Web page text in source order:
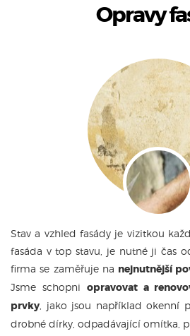
Opravy
Stav a vzhled fasády je vizitkou
fasáda v top stavu, je nutné ji čas
firma se zaměřuje na nejnutnější
Jsme schopni opravovat a
prvky , jako jsou například okenní
drobné dírky, odpadávající omítka,